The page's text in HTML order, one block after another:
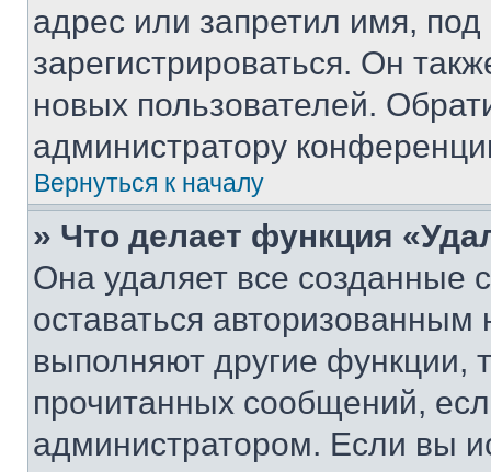
адрес или запретил имя,
зарегистрироваться. Он
новых пользователей.
администратору
Вернуться к началу
» Что делает функция
Она удаляет все созданные
оставаться
выполняют другие функции,
прочитанных сообщений,
администратором. Если вы